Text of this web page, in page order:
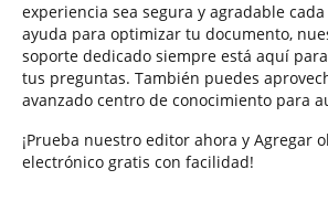
experiencia sea segura y agradable cada
ayuda para optimizar tu documento,
soporte dedicado siempre está aquí
tus preguntas. También puedes
avanzado centro de conocimiento para
¡Prueba nuestro editor ahora y Agregar
electrónico gratis con facilidad!